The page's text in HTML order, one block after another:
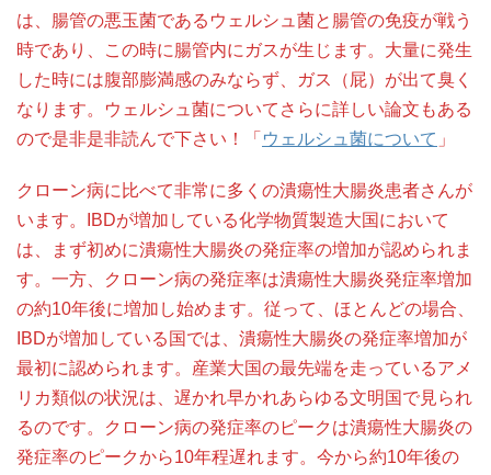
は、腸管の悪玉菌であるウェルシュ菌と腸管の免疫が戦う
時であり、この時に腸管内にガスが生じます。大量に発生
した時には腹部膨満感のみならず、ガス（屁）が出て臭く
なります。ウェルシュ菌についてさらに詳しい論文もある
ので是非是非読んで下さい！「 ウェルシュ菌について 」
クローン病に比べて非常に多くの潰瘍性大腸炎患者さんが
います。IBDが増加している化学物質製造大国において
は、まず初めに潰瘍性大腸炎の発症率の増加が認められま
す。一方、クローン病の発症率は潰瘍性大腸炎発症率増加
の約10年後に増加し始めます。従って、ほとんどの場合、
IBDが増加している国では、潰瘍性大腸炎の発症率増加が
最初に認められます。産業大国の最先端を走っているアメ
リカ類似の状況は、遅かれ早かれあらゆる文明国で見られ
るのです。クローン病の発症率のピークは潰瘍性大腸炎の
発症率のピークから10年程遅れます。今から約10年後の